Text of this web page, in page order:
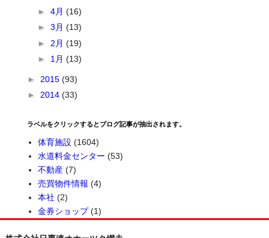
►4月(16)
►3月(13)
► 2月(19)
► 1月(13)
► 2015(93)
►2014(33)
ラベルをクリックするとブログ記事が抽出されます。
体育施設 (1604)
水道料金センター (53)
不動産 (7)
売買物件情報 (4)
本社 (2)
金券ショップ (1)